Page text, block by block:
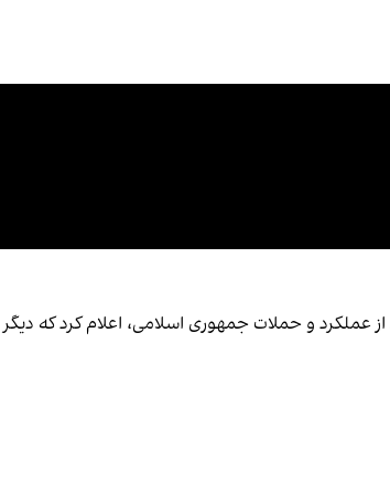
از عملکرد و حملات جمهوری اسلامی، اعلام کرد که